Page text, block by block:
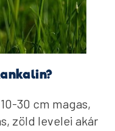
30 cm magas,
zöld levelei akár